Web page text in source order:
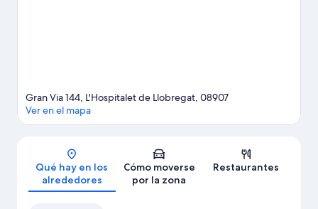
Mapa
Gran Via 144, L'Hospitalet de Llobregat, 08907
Ver en el mapa
Qué hay en los
alrededores
Cómo moverse
por la zona
Restaurantes